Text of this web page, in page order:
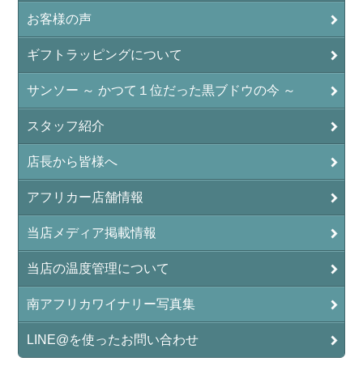
お客様の声
ギフトラッピングについて
サンソー ～ かつて１位だった黒ブドウの今 ～
スタッフ紹介
店長から皆様へ
アフリカー店舗情報
当店メディア掲載情報
当店の温度管理について
南アフリカワイナリー写真集
LINE@を使ったお問い合わせ